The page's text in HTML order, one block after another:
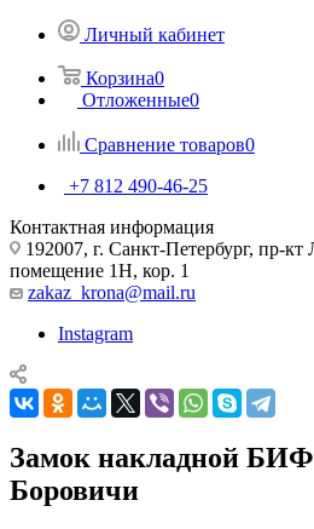
Личный кабинет
Корзина0
Отложенные0
Сравнение товаров0
+7 812 490-46-25
Контактная информация
192007, г. Санкт-Петербург, пр-
помещение 1Н, кор. 1
zakaz_krona@mail.ru
Instagram
Замок накладной
Боровичи